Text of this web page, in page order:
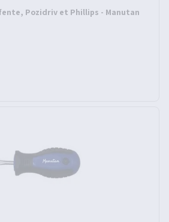
Pozidriv et Phillips - Manutan